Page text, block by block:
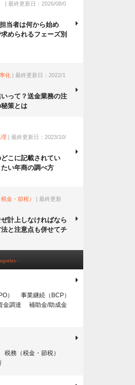
| 最終更新日：2026/08/0
当者は何から始め
められるフェーズ別
化 | 最終更新日：2022/1
って？送金業務の注
策とは
| 最終更新日：2023/10/
こに記載されてい
い年商の調べ方
金・節税）
| 最終更新
計上しなければなら
と注意点も併せてチ
-
）
事業継続（BCP）
金調達
補助金/助成金
税務（税金・節税）